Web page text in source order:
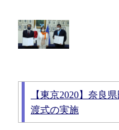
【東京2020】奈良
渡式の実施